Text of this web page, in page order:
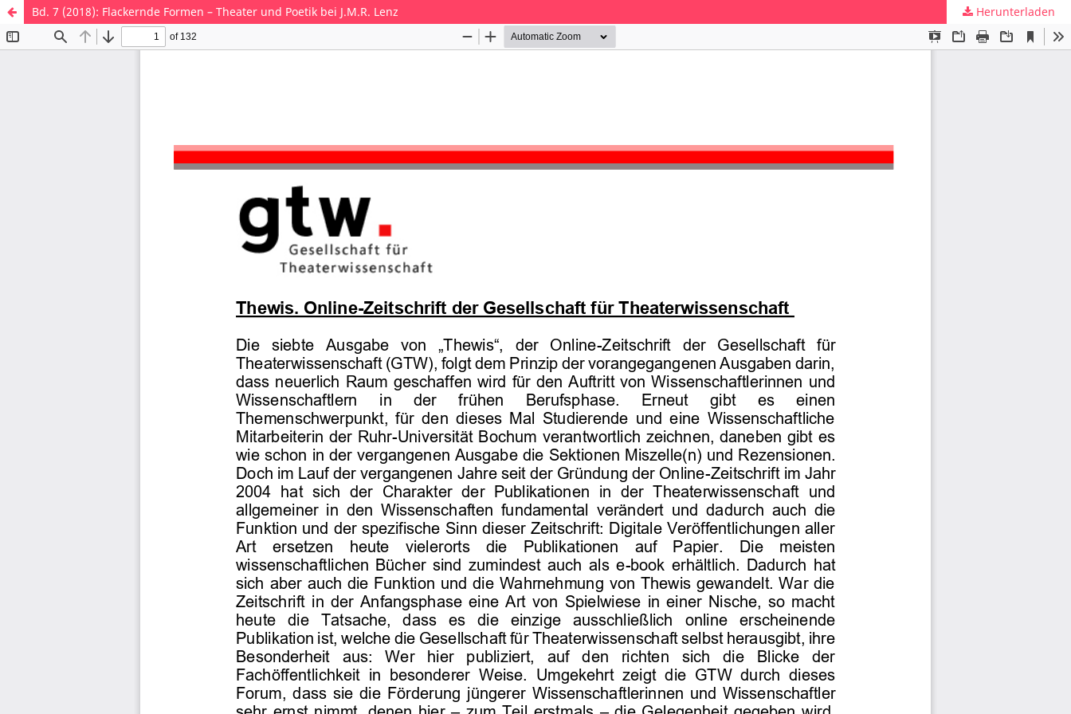
Bd. 7 (2018): Flackernde Formen – Theater und Poetik bei J.M.R. Lenz Herunterladen